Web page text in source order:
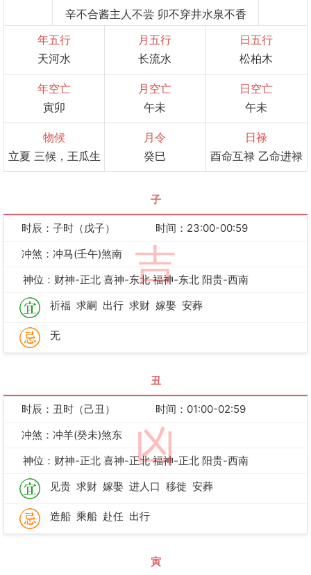
辛不合酱主人不尝 卯不穿井水泉不香
年五行
天河水
月五行
长流水
日五行
松柏木
年空亡
寅卯
月空亡
午未
日空亡
午未
物候
立夏 三候，王瓜生
月令
癸巳
日禄
酉命互禄 乙命进禄
子
吉
时辰：子时（戊子）
时间：23:00-00:59
冲煞：冲马(壬午)煞南
神位：财神-正北 喜神-东北 福神-东北 阳贵-西南
祈福 求嗣 出行 求财 嫁娶 安葬
无
丑
凶
时辰：丑时（己丑）
时间：01:00-02:59
冲煞：冲羊(癸未)煞东
神位：财神-正北 喜神-正北 福神-正北 阳贵-西南
见贵 求财 嫁娶 进人口 移徙 安葬
造船 乘船 赴任 出行
寅